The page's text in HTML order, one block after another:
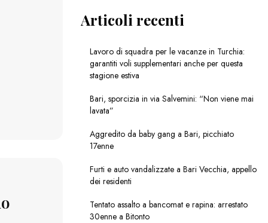
Articoli recenti
Lavoro di squadra per le vacanze in Turchia:
garantiti voli supplementari anche per questa
stagione estiva
Bari, sporcizia in via Salvemini: “Non viene mai
lavata”
Aggredito da baby gang a Bari, picchiato
17enne
Furti e auto vandalizzate a Bari Vecchia, appello
dei residenti
Tentato assalto a bancomat e rapina: arrestato
30enne a Bitonto